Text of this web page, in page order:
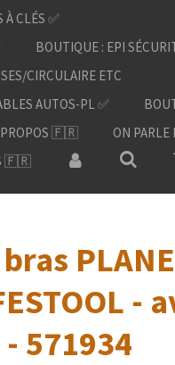
À CLÉS ✅
BOUTIQUE : EPI
CIRCULAIRE ETC
AUTOS-PL ✅
🇫🇷 ON
🇫🇷
-
571934